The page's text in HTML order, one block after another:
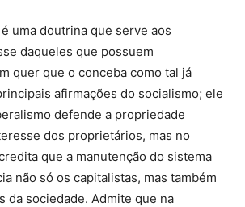
uma doutrina que serve aos
daqueles que possuem
quer que o conceba como tal já
afirmações do socialismo; ele
defende a propriedade
dos proprietários, mas no
que a manutenção do sistema
não só os capitalistas, mas também
da sociedade. Admite que na